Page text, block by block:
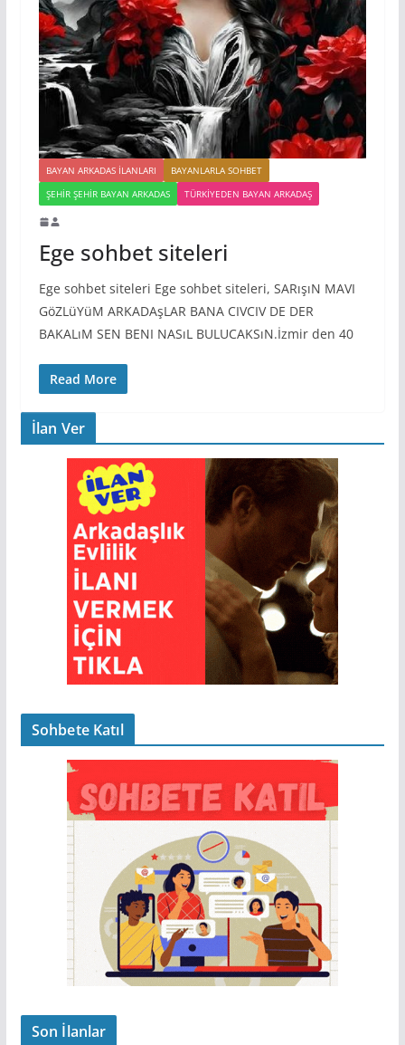
BAYAN ARKADAS ILANLARI
BAYANLARLA SOHBET
ŞEHIR ŞEHIR BAYAN ARKADAS
TÜRKIYEDEN BAYAN ARKADAŞ
Ege sohbet siteleri
Ege sohbet siteleri Ege sohbet siteleri, SARışıN MAVI
GöZLüYüM ARKADAşLAR BANA CIVCIV DE DER
BAKALıM SEN BENI NASıL BULUCAKSıN.İzmir den 40
Read More
İlan Ver
Sohbete Katıl
Son İlanlar